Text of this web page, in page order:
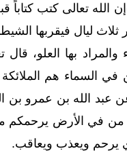
الله تعالى كتب
ثلاث ليال فيقربها
السماء هم
عن عبد الله بن عمرو
من في الأرض
يرحم ويعذب ويعاقب.